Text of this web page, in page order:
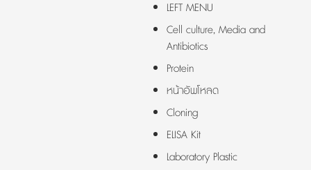
LEFT MENU
Cell culture, Media and
Antibiotics
Protein
หน้าอัพโหลด
Cloning
ELISA Kit
Laboratory Plastic